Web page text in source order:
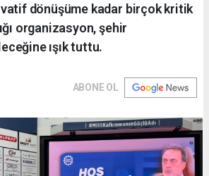
dönüşüme kadar birçok kritik
organizasyon, şehir
ışık tuttu.
ABONE OL